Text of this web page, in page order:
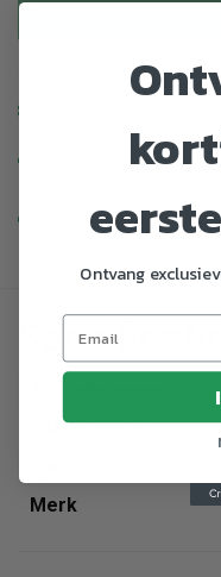
Gratis Verzending
Veilig en
EAN nummer
Merk
Ontvang